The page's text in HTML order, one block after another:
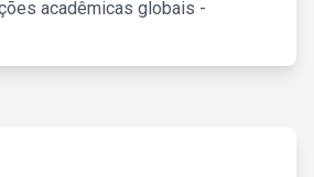
acadêmicas globais -